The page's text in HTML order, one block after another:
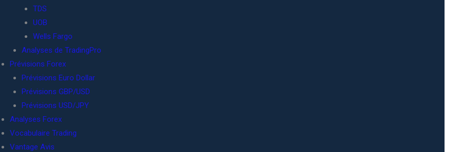
TDS
UOB
Wells Fargo
Analyses de TradingPro
Prévisions Forex
Prévisions Euro Dollar
Prévisions GBP/USD
Prévisions USD/JPY
Analyses Forex
Vocabulaire Trading
Vantage Avis